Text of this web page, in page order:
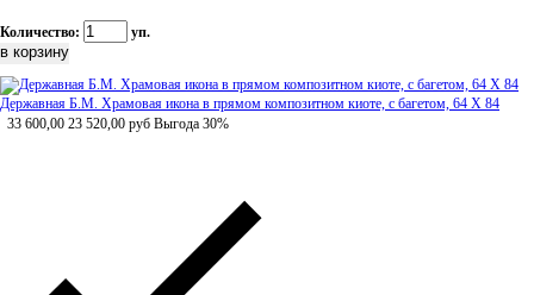
Количество: уп.
Державная Б.М. Храмовая икона в прямом композитном киоте, с багетом, 64 Х 84
33 600,00 23 520,00 руб Выгода 30%